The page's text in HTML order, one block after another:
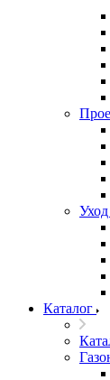
Каталог